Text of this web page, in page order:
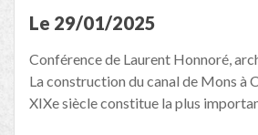
Le 29/01/2025
Conférence de Laurent Honnoré,
La construction du canal de Mons à
XIXe siècle constitue la plus